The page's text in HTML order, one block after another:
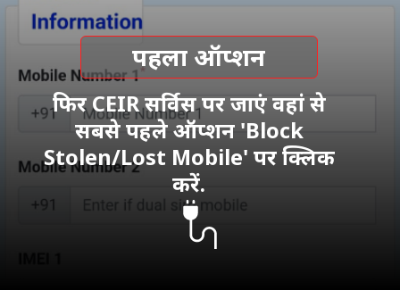
फिर CEIR सर्विस पर जाएं वहां से
सबसे पहले ऑप्शन 'Block
Stolen/Lost Mobile' पर क्लिक
करें.
पहला ऑप्शन